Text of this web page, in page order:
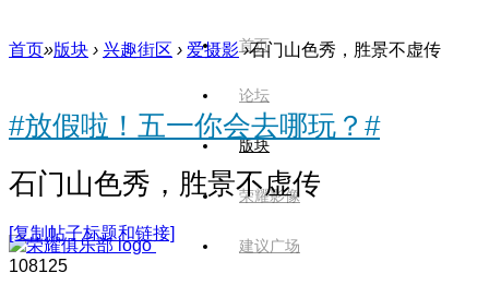
首页
论坛
版块
荣耀影像
建议广场
首页»版块 › 兴趣街区 › 爱摄影 ›石门山色秀，胜景不虚传
#放假啦！五一你会去哪玩？#
石门山色秀，胜景不虚传
[复制帖子标题和链接]
108125